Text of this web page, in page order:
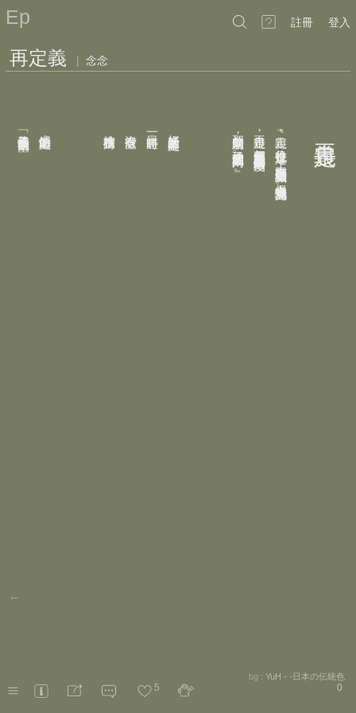
Ep 註冊 登入
再定義 | 念念
，
往往也是定奪
。
大家都不想被貼上標籤
，
但心中總是充滿成見
。
，
每個人都可以重新感受自己的情緒刻度
，
，
決定了我們的與眾不同
。
好好生活的定義：
感情的定義：
﹁你看見了我的渴望﹂
←
bg : YuH - -日本の伝統色
5 0